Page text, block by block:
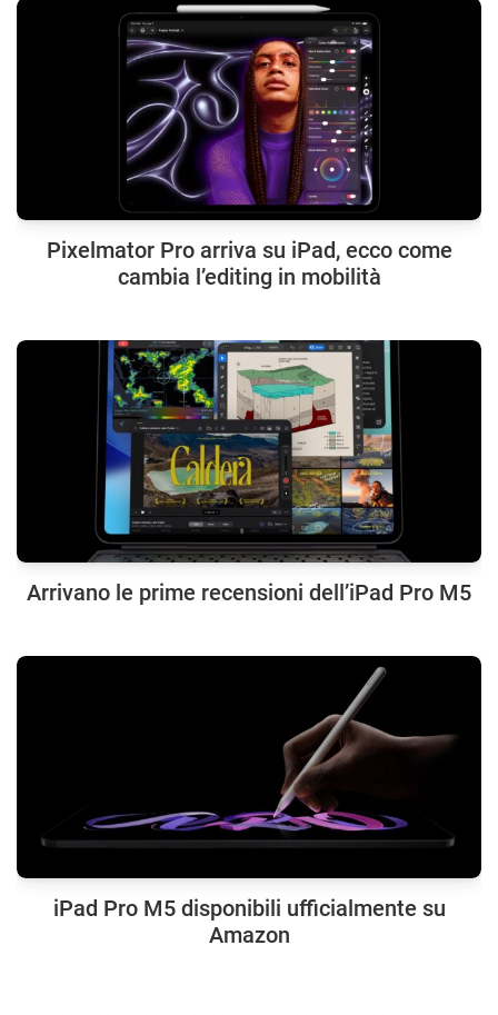
Pixelmator Pro arriva su iPad, ecco come
cambia l’editing in mobilità
Arrivano le prime recensioni dell’iPad Pro M5
iPad Pro M5 disponibili ufficialmente su
Amazon